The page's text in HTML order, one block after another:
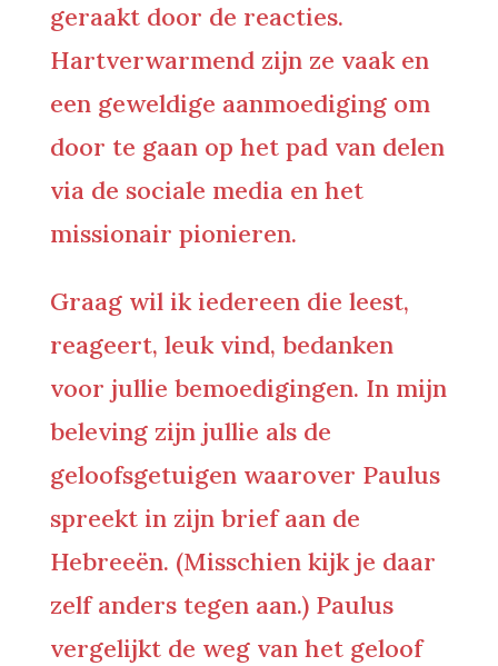
geraakt door de reacties.
Hartverwarmend zijn ze vaak en
een geweldige aanmoediging om
door te gaan op het pad van delen
via de sociale media en het
missionair pionieren.
Graag wil ik iedereen die leest,
reageert, leuk vind, bedanken
voor jullie bemoedigingen. In mijn
beleving zijn jullie als de
geloofsgetuigen waarover Paulus
spreekt in zijn brief aan de
Hebreeën. (Misschien kijk je daar
zelf anders tegen aan.) Paulus
vergelijkt de weg van het geloof